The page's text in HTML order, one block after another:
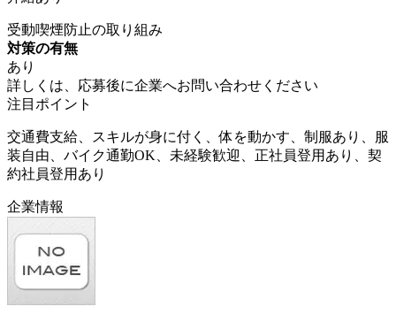
受動喫煙防止の取り組み
対策の有無
あり
詳しくは、応募後に企業へお問い合わせください
注目ポイント
交通費支給、スキルが身に付く、体を動かす、制服あり、服
装自由、バイク通勤OK、未経験歓迎、正社員登用あり、契
約社員登用あり
企業情報